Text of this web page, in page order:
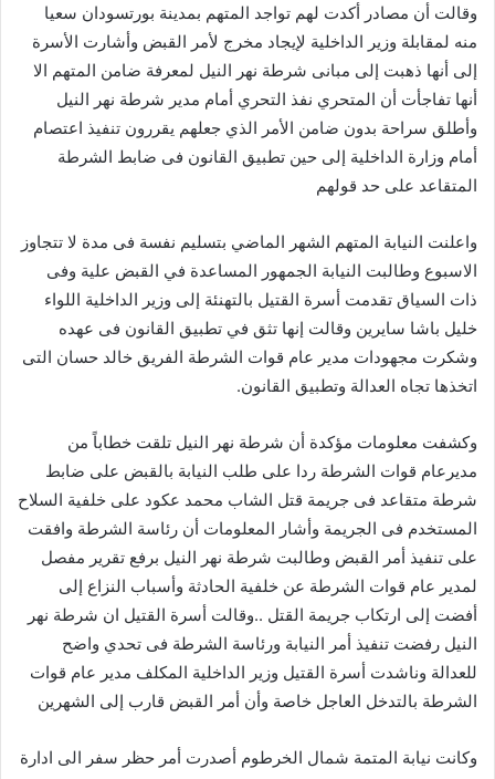
وقالت أن مصادر أكدت لهم تواجد المتهم بمدينة بورتسودان سعيا
منه لمقابلة وزير الداخلية لإيجاد مخرج لأمر القبض وأشارت الأسرة
إلى أنها ذهبت إلى مبانى شرطة نهر النيل لمعرفة ضامن المتهم الا
أنها تفاجأت أن المتحري نفذ التحري أمام مدير شرطة نهر النيل
وأطلق سراحة بدون ضامن الأمر الذي جعلهم يقررون تنفيذ اعتصام
أمام وزارة الداخلية إلى حين تطبيق القانون فى ضابط الشرطة
المتقاعد على حد قولهم
واعلنت النيابة المتهم الشهر الماضي بتسليم نفسة فى مدة لا تتجاوز
الاسبوع وطالبت النيابة الجمهور المساعدة في القبض علية وفى
ذات السياق تقدمت أسرة القتيل بالتهنئة إلى وزير الداخلية اللواء
خليل باشا سايرين وقالت إنها تثق في تطبيق القانون فى عهده
وشكرت مجهودات مدير عام قوات الشرطة الفريق خالد حسان التى
اتخذها تجاه العدالة وتطبيق القانون.
وكشفت معلومات مؤكدة أن شرطة نهر النيل تلقت خطاباً من
مديرعام قوات الشرطة ردا على طلب النيابة بالقبض على ضابط
شرطة متقاعد فى جريمة قتل الشاب محمد عكود على خلفية السلاح
المستخدم فى الجريمة وأشار المعلومات أن رئاسة الشرطة وافقت
على تنفيذ أمر القبض وطالبت شرطة نهر النيل برفع تقرير مفصل
لمدير عام قوات الشرطة عن خلفية الحادثة وأسباب النزاع إلى
أفضت إلى ارتكاب جريمة القتل ..وقالت أسرة القتيل ان شرطة نهر
النيل رفضت تنفيذ أمر النيابة ورئاسة الشرطة فى تحدي واضح
للعدالة وناشدت أسرة القتيل وزير الداخلية المكلف مدير عام قوات
الشرطة بالتدخل العاجل خاصة وأن أمر القبض قارب إلى الشهرين
وكانت نيابة المتمة شمال الخرطوم أصدرت أمر حظر سفر الى ادارة